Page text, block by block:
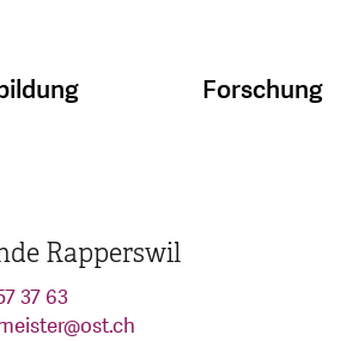
Forschung
Rapperswil
37 63
@ost.ch